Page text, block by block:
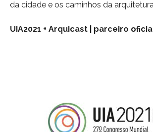
da cidade e os caminhos da
UIA2021 + Arquicast | parceiro